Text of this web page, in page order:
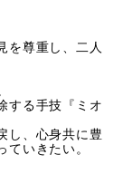
を尊重し、二人
する手技『ミオ
し、心身共に豊
いきたい。